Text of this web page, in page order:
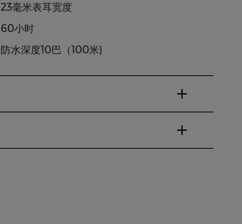
23毫米表耳宽度
60小时
防水深度10巴（100米)